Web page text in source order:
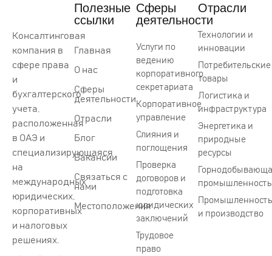
Консалтинговая
компания в
сфере права
и
бухгалтерского
учета,
расположенная
в ОАЭ и
специализирующаяся
на
международных
юридических,
корпоративных
и налоговых
решениях.
Полезные
ссылки
Главная
О нас
Сферы
деятельности
Отрасли
Блог
Вакансии
Связаться с
нами
Местоположения
Сферы
деятельности
Услуги по
ведению
корпоративного
секретариата
Корпоративное
управление
Слияния и
поглощения
Проверка
договоров и
подготовка
юридических
заключений
Трудовое
право
Отрасли
Технологии и
инновации
Потребительские
товары
Логистика и
инфраструктура
Энергетика и
природные
ресурсы
промышленность
Промышленность
и производство